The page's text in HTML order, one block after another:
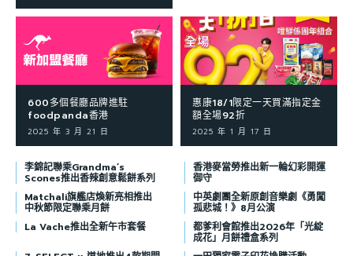
600多個餐廳品牌進駐
foodpanda香港
2025 年 3 月 21 日
惠康18/1限定一天買滿指定金
額全場92折
2025 年 1 月 17 日
李錦記聯乘Grandma’s
Scones推出香辣創意鬆餅系列
香港麥當勞推出新一輪幻彩開運
御守
Matchali旗艦店煥新亮相推出
中秋節限定聯乘月餅
中英劇團全新原創音樂劇《勇闖
孤悲城！》8月公演
La Vache推出全新午市套餐
都爹利會館推出2026年「光綻
成花」月餅禮盒系列